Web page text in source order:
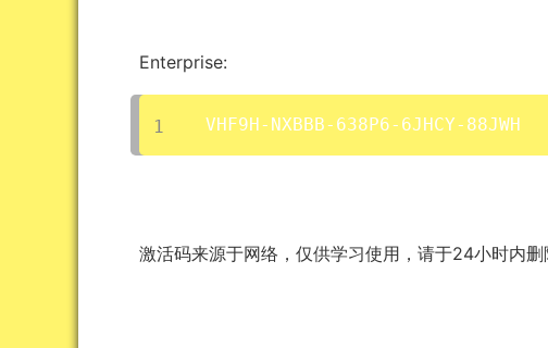
Enterprise:
VHF9H-NXBBB-638P6-6JHCY-88JWH
激活码来源于网络，仅供学习使用，请于24小时内删